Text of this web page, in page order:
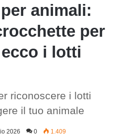
animali:
per
i lotti
riconoscere i lotti
il tuo animale
2026 0 1.409